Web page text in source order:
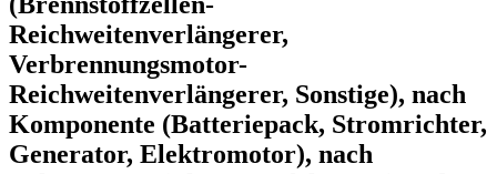
Reichweitenverlängerer,
Verbrennungsmotor-
Reichweitenverlängerer, Sonstige), nach
Komponente (Batteriepack, Stromrichter,
Generator, Elektromotor), nach